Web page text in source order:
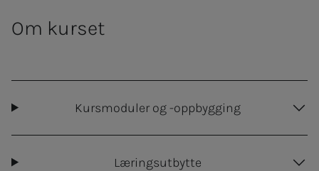
Om kurset
Kursmoduler og -oppbygging
Læringsutbytte